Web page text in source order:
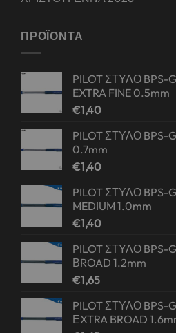
ΠΡΟΪΌΝΤΑ
PILOT ΣΤΥΛΟ BPS-
EXTRA FINE 0.5mm
€1,40
PILOT ΣΤΥΛΟ BPS-
0.7mm
€1,40
PILOT ΣΤΥΛΟ BPS-
MEDIUM 1.0mm
€1,40
PILOT ΣΤΥΛΟ BPS-
ΒROAD 1.2mm
€1,65
PILOT ΣΤΥΛΟ BPS-
ΕXTRA BROAD